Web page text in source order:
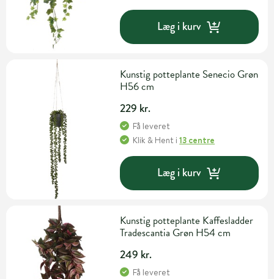
Læg i kurv
Kunstig potteplante Senecio Grøn
H56 cm
229 kr.
Få leveret
Klik & Hent i13 centre
Læg i kurv
Kunstig potteplante Kaffesladder
Tradescantia Grøn H54 cm
249 kr.
Få leveret